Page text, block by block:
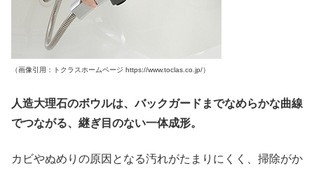
（画像引用：トクラスホームページ https://www.toclas.co.jp/）
人造大理石のボウルは、バックガードまでなめらかな曲線
でつながる、継ぎ目のない一体成形。
カビやぬめりの原因となる汚れがたまりにくく、掃除がか